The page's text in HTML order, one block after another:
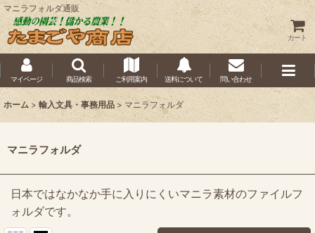
マニラフォルダ通販
カート
マイページ 商品検索 ご利用案内 送料について 問い合わせ
ホーム > 輸入文具・事務用品 > マニラフォルダ
マニラフォルダ
日本ではなかなか手に入りにくいマニラ素材のファイルフ
ォルダです。